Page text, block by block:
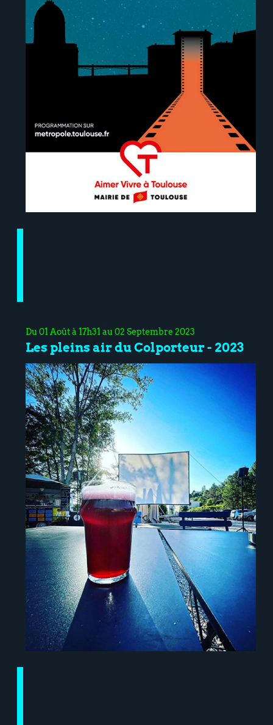
Du 01 Août à 17h31 au 02 Septembre 2023
Les pleins air du Colporteur - 2023